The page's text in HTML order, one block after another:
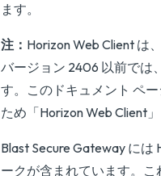
ます。
注： Horizon Web Client は
バージョン 2406 以前では
す。このドキュメント ペ
ため「Horizon Web Client
Blast Secure Gateway には
ークが含まれています。